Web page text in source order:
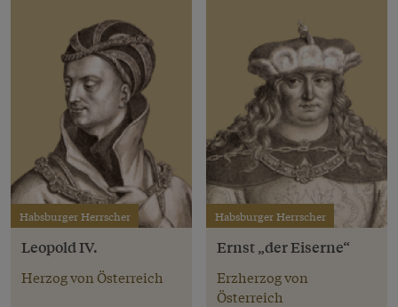
Habsburger Herrscher
Leopold IV.
Herzog von Österreich
Habsburger Herrscher
Ernst „der Eiserne“
Erzherzog von
Österreich